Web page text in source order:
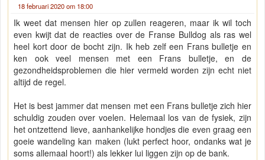
18 februari 2020 om 18:00
Ik weet dat mensen hier op zullen reageren, maar ik wil toch
even kwijt dat de reacties over de Franse Bulldog als ras wel
heel kort door de bocht zijn. Ik heb zelf een Frans bulletje en
ken ook veel mensen met een Frans bulletje, en de
gezondheidsproblemen die hier vermeld worden zijn echt niet
altijd de regel.
Het is best jammer dat mensen met een Frans bulletje zich hier
schuldig zouden over voelen. Helemaal los van de fysiek, zijn
het ontzettend lieve, aanhankelijke hondjes die even graag een
goeie wandeling kan maken (lukt perfect hoor, ondanks wat je
soms allemaal hoort!) als lekker lui liggen zijn op de bank.